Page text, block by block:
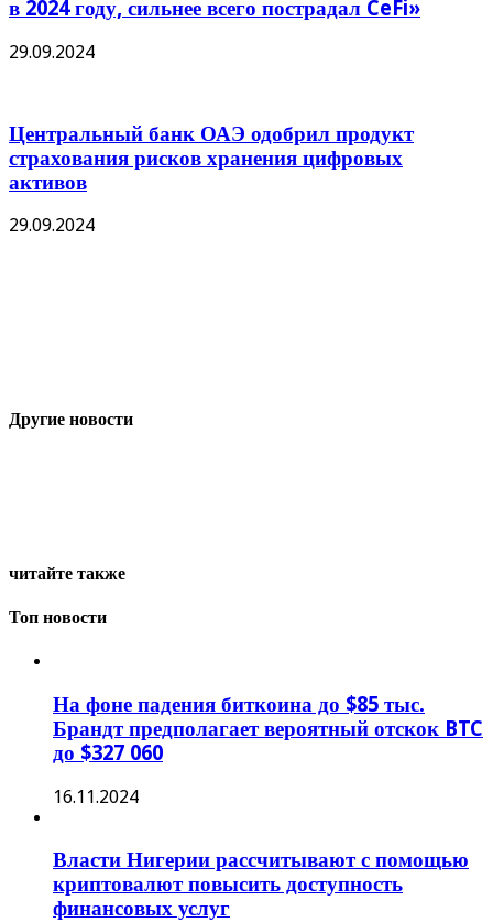
в 2024 году, сильнее всего пострадал CeFi»
29.09.2024
Центральный банк ОАЭ одобрил продукт
страхования рисков хранения цифровых
активов
29.09.2024
Другие новости
читайте также
Топ новости
На фоне падения биткоина до $85 тыс.
Брандт предполагает вероятный отскок BTC
до $327 060
16.11.2024
Власти Нигерии рассчитывают с помощью
криптовалют повысить доступность
финансовых услуг